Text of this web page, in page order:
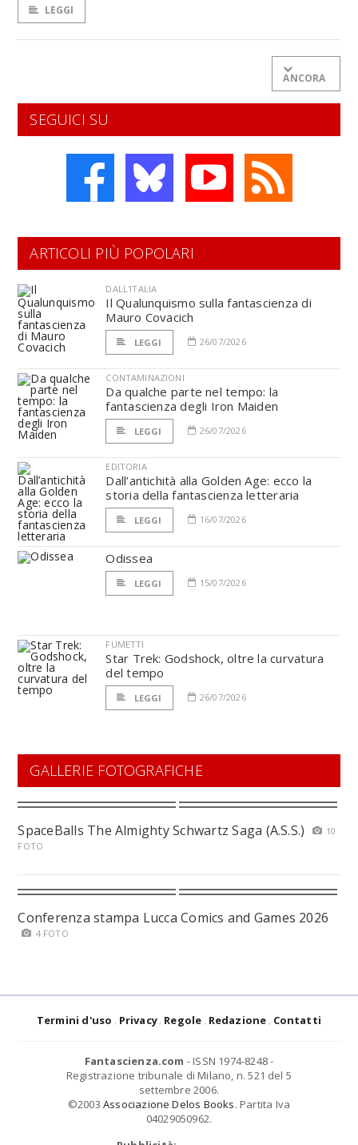
LEGGI
ANCORA
SEGUICI SU
ARTICOLI PIÙ POPOLARI
DALL'ITALIA
Il Qualunquismo sulla fantascienza di
Mauro Covacich
LEGGI 26/07/2026
CONTAMINAZIONI
Da qualche parte nel tempo: la
fantascienza degli Iron Maiden
LEGGI 26/07/2026
EDITORIA
Dall’antichità alla Golden Age: ecco la
storia della fantascienza letteraria
LEGGI 16/07/2026
Odissea
LEGGI 15/07/2026
FUMETTI
Star Trek: Godshock, oltre la curvatura
del tempo
LEGGI 26/07/2026
GALLERIE FOTOGRAFICHE
SpaceBalls The Almighty Schwartz Saga (A.S.S.)
10
FOTO
Conferenza stampa Lucca Comics and Games 2026
4 FOTO
Termini d'uso Privacy Regole Redazione Contatti
Fantascienza.com - ISSN 1974-8248 -
Registrazione tribunale di Milano, n. 521 del 5
settembre 2006.
©2003 Associazione Delos Books. Partita Iva
04029050962.